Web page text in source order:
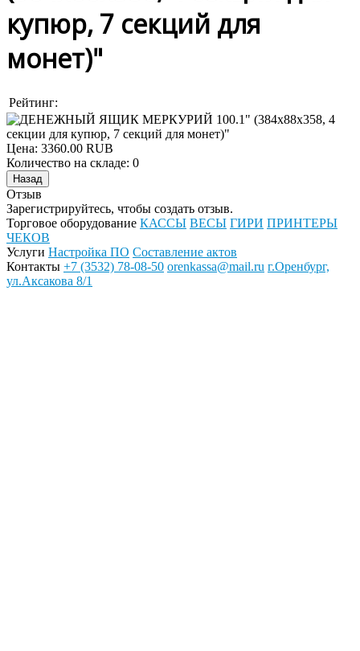
купюр, 7 секций для
монет)"
Рейтинг:
Цена: 3360.00 RUB
Количество на складе: 0
Отзыв
Зарегистрируйтесь, чтобы создать отзыв.
Торговое оборудование КАССЫ ВЕСЫ ГИРИ ПРИНТЕРЫ
ЧЕКОВ
Услуги Настройка ПО Составление актов
Контакты +7 (3532) 78-08-50 orenkassa@mail.ru г.Оренбург,
ул.Аксакова 8/1